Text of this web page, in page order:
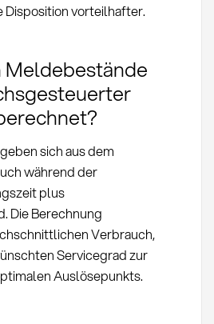
vorteilhafter.
sich aus dem
während der
plus
Die Berechnung
Verbrauch,
Servicegrad zur
Auslösepunkts.